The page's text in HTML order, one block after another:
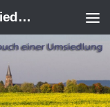
Dickbusch - Tagebuch der Umsiedlung von Kerpen-Manheim